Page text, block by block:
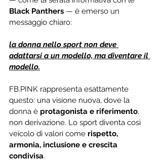
Black Panthers — è emerso un
messaggio chiaro:
la donna nello sport non deve
adattarsi a un modello, ma diventare il
modello.
FB.PINK rappresenta esattamente
questo: una visione nuova, dove la
donna è protagonista e riferimento,
non derivazione. Lo sport diventa così
veicolo di valori come rispetto,
armonia, inclusione e crescita
condivisa.